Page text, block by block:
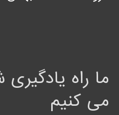
ما راه یادگیری
می کنیم